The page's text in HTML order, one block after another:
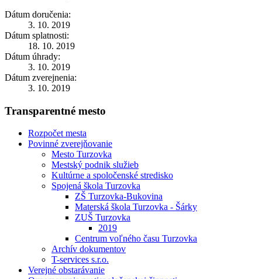
Dátum doručenia:
3. 10. 2019
Dátum splatnosti:
18. 10. 2019
Dátum úhrady:
3. 10. 2019
Dátum zverejnenia:
3. 10. 2019
Transparentné mesto
Rozpočet mesta
Povinné zverejňovanie
Mesto Turzovka
Mestský podnik služieb
Kultúrne a spoločenské stredisko
Spojená škola Turzovka
ZŠ Turzovka-Bukovina
Materská škola Turzovka - Šárky
ZUŠ Turzovka
2019
Centrum voľného času Turzovka
Archív dokumentov
T-services s.r.o.
Verejné obstarávanie